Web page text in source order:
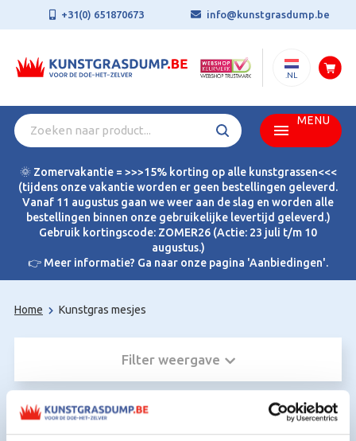
+31(0) 651870673 info@kunstgrasdump.be
.NL
MENU
🌞 Zomervakantie = >>>15% korting op alle kunstgrassen<<<
(tijdens onze vakantie worden er geen bestellingen geleverd.
Vanaf 11 augustus gaan we weer aan de slag en worden alle
bestellingen binnen onze gebruikelijke levertijd geleverd.)
Gebruik kortingscode: ZOMER26 (Actie: 23 juli t/m 10
augustus.)
👉 Meer informatie? Ga naar onze pagina 'Aanbiedingen'.
Home Kunstgras mesjes
Filter weergave
Kunstgras voor Kunstgras mesjes: